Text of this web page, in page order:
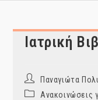
Ιατρική
Post
author:
Παναγιώτα
PostΑνακοινώσεις